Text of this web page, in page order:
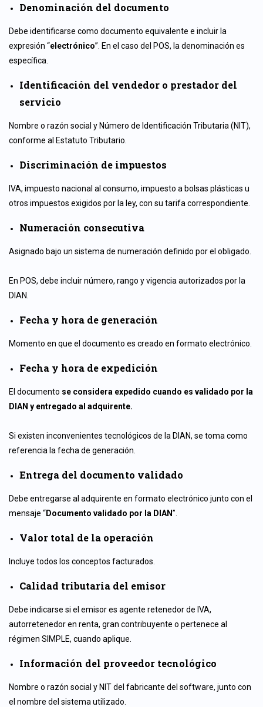
Denominación del documento
Debe identificarse como documento equivalente e incluir la
expresión “electrónico”. En el caso del POS, la denominación es
específica.
Identificación del vendedor o prestador del
servicio
Nombre o razón social y Número de Identificación Tributaria (NIT),
conforme al Estatuto Tributario.
Discriminación de impuestos
IVA, impuesto nacional al consumo, impuesto a bolsas plásticas u
otros impuestos exigidos por la ley, con su tarifa correspondiente.
Numeración consecutiva
Asignado bajo un sistema de numeración definido por el obligado.
En POS, debe incluir número, rango y vigencia autorizados por la
DIAN.
Fecha y hora de generación
Momento en que el documento es creado en formato electrónico.
Fecha y hora de expedición
El documento se considera expedido cuando es validado por la
DIAN y entregado al adquirente.
Si existen inconvenientes tecnológicos de la DIAN, se toma como
referencia la fecha de generación.
Entrega del documento validado
Debe entregarse al adquirente en formato electrónico junto con el
mensaje “Documento validado por la DIAN”.
Valor total de la operación
Incluye todos los conceptos facturados.
Calidad tributaria del emisor
Debe indicarse si el emisor es agente retenedor de IVA,
autorretenedor en renta, gran contribuyente o pertenece al
régimen SIMPLE, cuando aplique.
Información del proveedor tecnológico
Nombre o razón social y NIT del fabricante del software, junto con
el nombre del sistema utilizado.